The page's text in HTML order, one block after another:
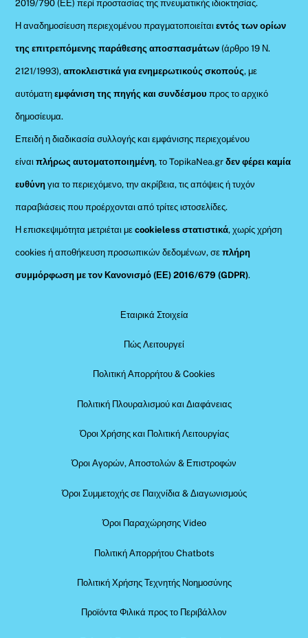
2019/790 (ΕΕ) περί προστασίας της πνευματικής ιδιοκτησίας.
Η αναδημοσίευση περιεχομένου πραγματοποιείταιεντός των ορίων
της επιτρεπόμενης παράθεσης αποσπασμάτων (άρθρο 19 Ν.
2121/1993), αποκλειστικά για ενημερωτικούς σκοπούς, με
αυτόματηεμφάνιση της πηγής και συνδέσμου προς το αρχικό
δημοσίευμα.
Επειδή η διαδικασία συλλογής και εμφάνισης περιεχομένου
είναιπλήρως αυτοματοποιημένη, το TopikaNea.grδεν φέρει καμία
ευθύνη για το περιεχόμενο, την ακρίβεια, τις απόψεις ή τυχόν
παραβιάσεις που προέρχονται από τρίτες ιστοσελίδες.
Η επισκεψιμότητα μετριέται μεcookieless στατιστικά, χωρίς χρήση
cookies ή αποθήκευση προσωπικών δεδομένων, σεπλήρη
συμμόρφωση με τον Κανονισμό (ΕΕ) 2016/679 (GDPR).
Εταιρικά Στοιχεία
Πώς Λειτουργεί
Πολιτική Απορρήτου & Cookies
Πολιτική Πλουραλισμού και Διαφάνειας
Όροι Χρήσης και Πολιτική Λειτουργίας
Όροι Αγορών, Αποστολών & Επιστροφών
Όροι Συμμετοχής σε Παιχνίδια & Διαγωνισμούς
Όροι Παραχώρησης Video
Πολιτική Απορρήτου Chatbots
Πολιτική Χρήσης Τεχνητής Νοημοσύνης
Προϊόντα Φιλικά προς το Περιβάλλον